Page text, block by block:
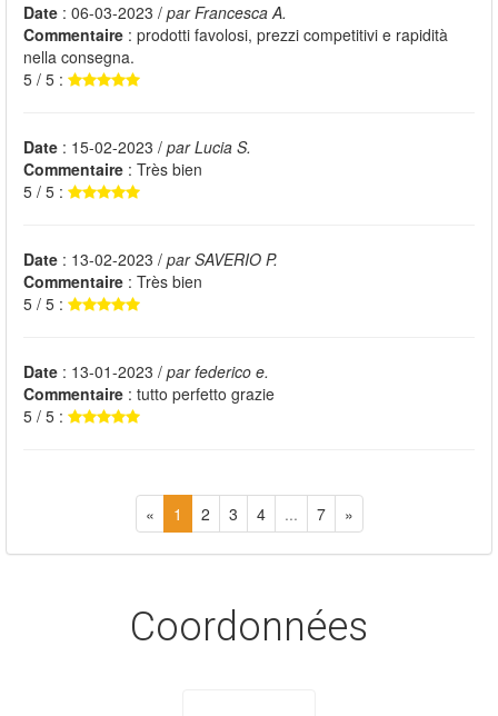
Date : 06-03-2023 / par Francesca A.
Commentaire : prodotti favolosi, prezzi competitivi e rapidità
nella consegna.
5 / 5 :
Date : 15-02-2023 / par Lucia S.
Commentaire : Très bien
5 / 5 :
Date : 13-02-2023 / par SAVERIO P.
Commentaire : Très bien
5 / 5 :
Date : 13-01-2023 / par federico e.
Commentaire : tutto perfetto grazie
5 / 5 :
« 1 2 3 4 ... 7 »
Coordonnées